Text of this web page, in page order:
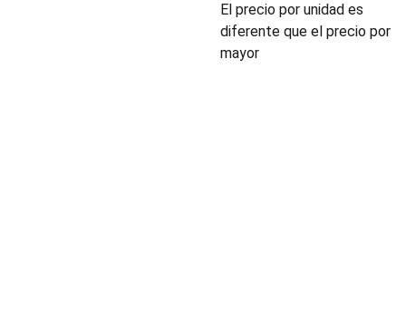
El precio por unidad es
diferente que el precio por
mayor